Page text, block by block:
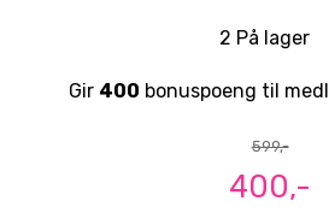
2 På lager
Gir 400 bonuspoeng til
599,-
400,-